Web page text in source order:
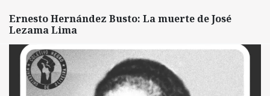
Ernesto Hernández Busto: La muerte de José
Lezama Lima